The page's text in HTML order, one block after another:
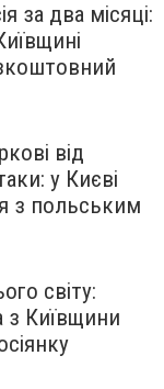
за два місяці:
від
у Києві
з польським
світу:
з Київщини